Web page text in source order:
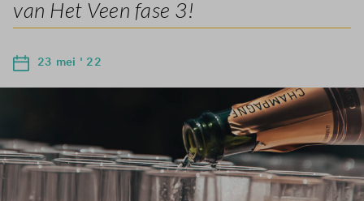
van Het Veen fase 3!
23 mei ' 22